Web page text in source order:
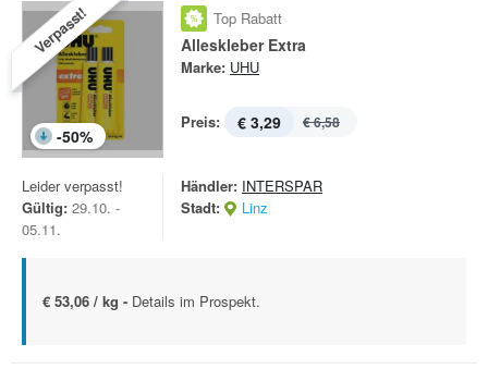
Verpasst!
-50%
Top Rabatt
Alleskleber Extra
Marke: UHU
Preis: € 3,29 € 6,58
Leider verpasst!
Gültig: 29.10. -
05.11.
Händler: INTERSPAR
Stadt:
Linz
€ 53,06 / kg - Details im Prospekt.